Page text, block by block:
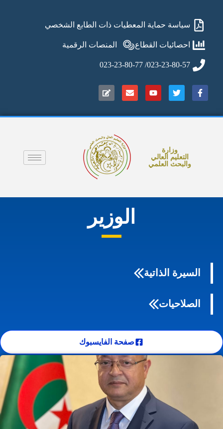
سياسة حماية المعطيات ذات الطابع الشخصي
احصائيات القطاع المنصات الرقمية
023-23-80-57/ 023-23-80-77
وزارة
التعليم العالي
والبحث العلمي
الوزير
السيرة الذاتية
الصلاحيات
صفحة الفايسبوك